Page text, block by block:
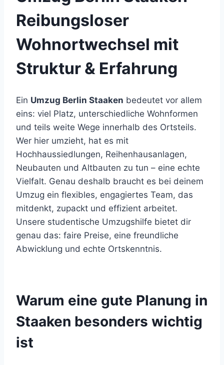
Reibungsloser
Wohnortwechsel mit
Struktur & Erfahrung
Ein Umzug Berlin Staaken bedeutet vor allem
eins: viel Platz, unterschiedliche Wohnformen
und teils weite Wege innerhalb des Ortsteils.
Wer hier umzieht, hat es mit
Hochhaussiedlungen, Reihenhausanlagen,
Neubauten und Altbauten zu tun – eine echte
Vielfalt. Genau deshalb braucht es bei deinem
Umzug ein flexibles, engagiertes Team, das
mitdenkt, zupackt und effizient arbeitet.
Unsere studentische Umzugshilfe bietet dir
genau das: faire Preise, eine freundliche
Abwicklung und echte Ortskenntnis.
Warum eine gute Planung in
Staaken besonders wichtig
ist